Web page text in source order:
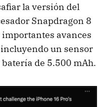
la versión del
Snapdragon 8
importantes avances
un sensor
de 5.500 mAh.